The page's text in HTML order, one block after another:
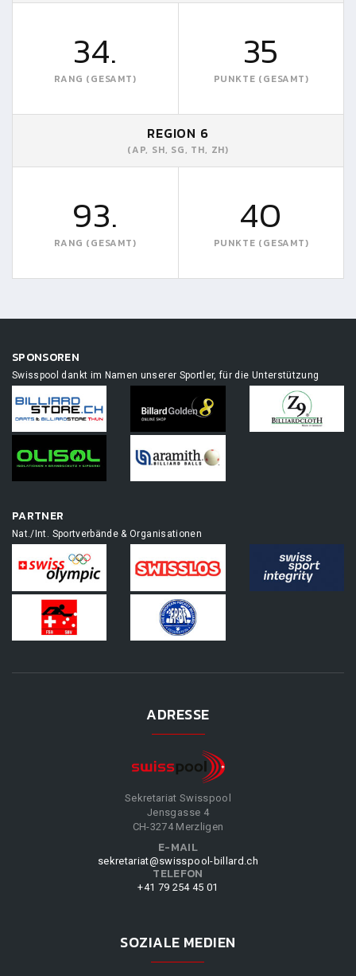
34.
RANG (GESAMT)
35
PUNKTE (GESAMT)
REGION 6
(AP, SH, SG, TH, ZH)
93.
RANG (GESAMT)
40
PUNKTE (GESAMT)
SPONSOREN
Swisspool dankt im Namen unserer Sportler, für die Unterstützung
PARTNER
Nat./Int. Sportverbände & Organisationen
ADRESSE
Sekretariat Swisspool
Jensgasse 4
CH-3274 Merzligen
E-MAIL
sekretariat@swisspool-billard.ch
TELEFON
+41 79 254 45 01
SOZIALE MEDIEN